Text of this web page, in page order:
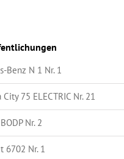
Benz N 1 Nr. 1
75 ELECTRIC Nr. 21
Nr. 2
6702 Nr. 1